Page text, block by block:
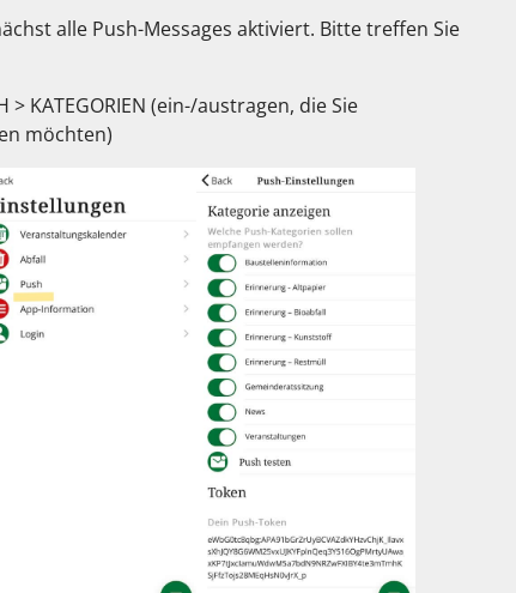
alle Push-Messages aktiviert. Bitte treffen Sie
> KATEGORIEN (ein-/austragen, die Sie
möchten)